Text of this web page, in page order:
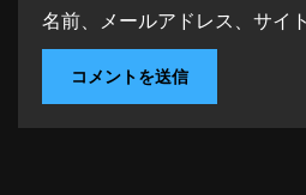
名前、メールアドレス、サイ